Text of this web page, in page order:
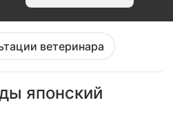
ветеринара
японский